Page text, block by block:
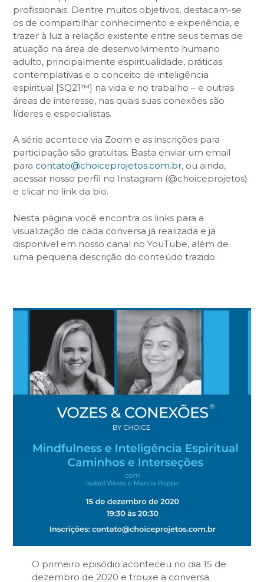
profissionais. Dentre muitos objetivos, destacam-se
os de compartilhar conhecimento e experiência, e
trazer à luz a relação existente entre seus temas de
atuação na área de desenvolvimento humano
adulto, principalmente espiritualidade, práticas
contemplativas e o conceito de inteligência
espiritual [SQ21™] na vida e no trabalho – e outras
áreas de interesse, nas quais suas conexões são
líderes e especialistas.
A série acontece via Zoom e as inscrições para
participação são gratuitas. Basta enviar um email
para contato@choiceprojetos.com.br, ou ainda,
acessar nosso perfil no Instagram (@choiceprojetos)
e clicar no link da bio.
Nesta página você encontra os links para a
visualização de cada conversa já realizada e já
disponível em nosso canal no YouTube, além de
uma pequena descrição do conteúdo trazido.
O primeiro episódio aconteceu no dia 15 de
dezembro de 2020 e trouxe a conversa